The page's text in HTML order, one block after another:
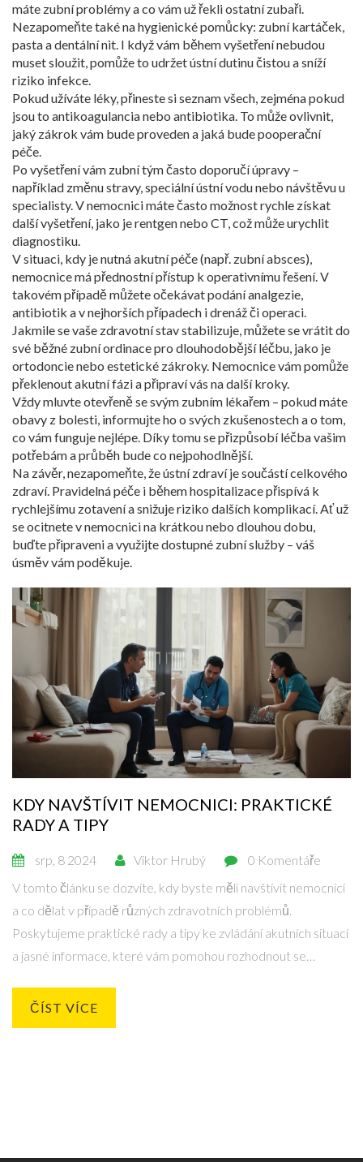
máte zubní problémy a co vám už řekli ostatní zubaři.
Nezapomeňte také na hygienické pomůcky: zubní kartáček,
pasta a dentální nit. I když vám během vyšetření nebudou
muset sloužit, pomůže to udržet ústní dutinu čistou a sníží
riziko infekce.
Pokud užíváte léky, přineste si seznam všech, zejména pokud
jsou to antikoagulancia nebo antibiotika. To může ovlivnit,
jaký zákrok vám bude proveden a jaká bude pooperační
péče.
Po vyšetření vám zubní tým často doporučí úpravy –
například změnu stravy, speciální ústní vodu nebo návštěvu u
specialisty. V nemocnici máte často možnost rychle získat
další vyšetření, jako je rentgen nebo CT, což může urychlit
diagnostiku.
V situaci, kdy je nutná akutní péče (např. zubní absces),
nemocnice má přednostní přístup k operativnímu řešení. V
takovém případě můžete očekávat podání analgezie,
antibiotik a v nejhorších případech i drenáž či operaci.
Jakmile se vaše zdravotní stav stabilizuje, můžete se vrátit do
své běžné zubní ordinace pro dlouhodobější léčbu, jako je
ortodoncie nebo estetické zákroky. Nemocnice vám pomůže
překlenout akutní fázi a připraví vás na další kroky.
Vždy mluvte otevřeně se svým zubním lékařem – pokud máte
obavy z bolesti, informujte ho o svých zkušenostech a o tom,
co vám funguje nejlépe. Díky tomu se přizpůsobí léčba vašim
potřebám a průběh bude co nejpohodlnější.
Na závěr, nezapomeňte, že ústní zdraví je součástí celkového
zdraví. Pravidelná péče i během hospitalizace přispívá k
rychlejšímu zotavení a snižuje riziko dalších komplikací. Ať už
se ocitnete v nemocnici na krátkou nebo dlouhou dobu,
buďte připraveni a využijte dostupné zubní služby – váš
úsměv vám poděkuje.
KDY NAVŠTÍVIT NEMOCNICI: PRAKTICKÉ
RADY A TIPY
srp, 8 2024 Viktor Hrubý
0 Komentáře
V tomto článku se dozvíte, kdy byste měli navštívit nemocnici
a co dělat v případě různých zdravotních problémů.
Poskytujeme praktické rady a tipy ke zvládání akutních situací
a jasné informace, které vám pomohou rozhodnout se
ČÍST VÍCE